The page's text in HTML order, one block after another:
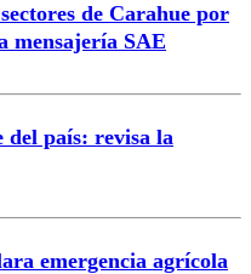
de Carahue por
mensajería SAE
del país: revisa la
emergencia agrícola